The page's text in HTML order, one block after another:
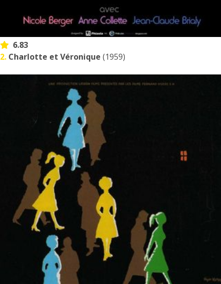
6.83
2. Charlotte et Véronique (1959)